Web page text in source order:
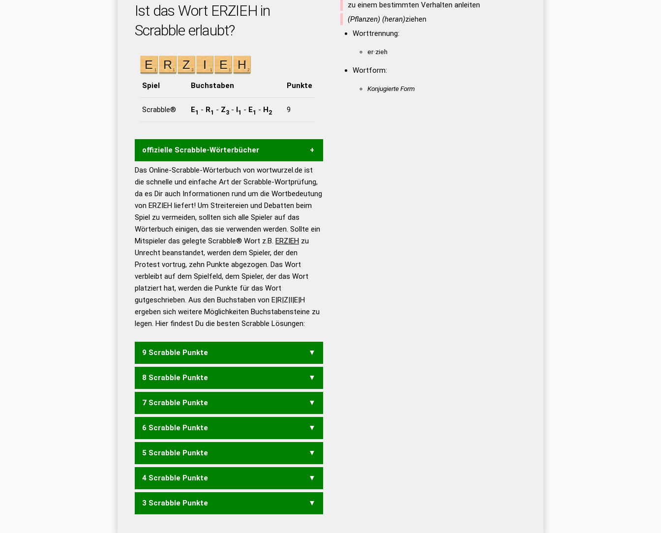
Ist das Wort ERZIEH in
Scrabble erlaubt?
Spiel Buchstaben Punkte
Scrabble® E1 - R1 - Z3- I1 - E1 - H2 9
offizielle Scrabble-Wörterbücher
Wortwurzel liefert mit Hilfe eines semantischen
Wortanalyse-Algorithmus gute Anhaltspunkte zu
Wortbedeutung, Worttrennung und Wortform, um die
Gültigkeit eines Wortes für das Scrabble-Spiel zu
bestimmen! zugelassene Turnier Scrabble-
Wörterbücher sind:
Duden – Standardwerk in 12
Bänden
Duden – Richtiges und gutes
Deutsch
Duden – Die deutsche Grammatik
Duden – Deutsches
Universalwörterbuch
Das Online-Scrabble-Wörterbuch von wortwurzel.de ist
die schnelle und einfache Art der Scrabble-Wortprüfung,
da es Dir auch Informationen rund um die Wortbedeutung
von ERZIEH liefert! Um Streitereien und Debatten beim
Spiel zu vermeiden, sollten sich alle Spieler auf das
Wörterbuch einigen, das sie verwenden werden. Sollte ein
Mitspieler das gelegte Scrabble® Wort z.B. ERZIEH zu
Unrecht beanstandet, werden dem Spieler, der den
Protest vortrug, zehn Punkte abgezogen. Das Wort
verbleibt auf dem Spielfeld, dem Spieler, der das Wort
platziert hat, werden die Punkte für das Wort
gutgeschrieben. Aus den Buchstaben von E|R|Z|I|E|H
ergeben sich weitere Möglichkeiten Buchstabensteine zu
legen. Hier findest Du die besten Scrabble Lösungen:
9 Scrabble Punkte
HEIZER
8 Scrabble Punkte
HEIZE HERZE IHRZE
7 Scrabble Punkte
HEIZ HERZ IHRZ ZEHE
6 Scrabble Punkte
ZEH ERZE REIZ ZIER
5 Scrabble Punkte
ZER EHER EHRE HEER
4 Scrabble Punkte
EHE EHR HEI HER HIE
3 Scrabble Punkte
zu einem bestimmten Verhalten anleiten
(Pflanzen) (heran)ziehen
Worttrennung:
er·zieh
Wortform:
Konjugierte Form